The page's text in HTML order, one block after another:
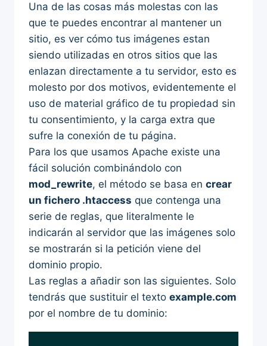
Una de las cosas más molestas con las
que te puedes encontrar al mantener un
sitio, es ver cómo tus imágenes estan
siendo utilizadas en otros sitios que las
enlazan directamente a tu servidor, esto es
molesto por dos motivos, evidentemente el
uso de material gráfico de tu propiedad sin
tu consentimiento, y la carga extra que
sufre la conexión de tu página.
Para los que usamos Apache existe una
fácil solución combinándolo con
mod_rewrite, el método se basa en crear
un fichero .htaccess que contenga una
serie de reglas, que literalmente le
indicarán al servidor que las imágenes solo
se mostrarán si la petición viene del
dominio propio.
Las reglas a añadir son las siguientes. Solo
tendrás que sustituir el texto example.com
por el nombre de tu dominio: